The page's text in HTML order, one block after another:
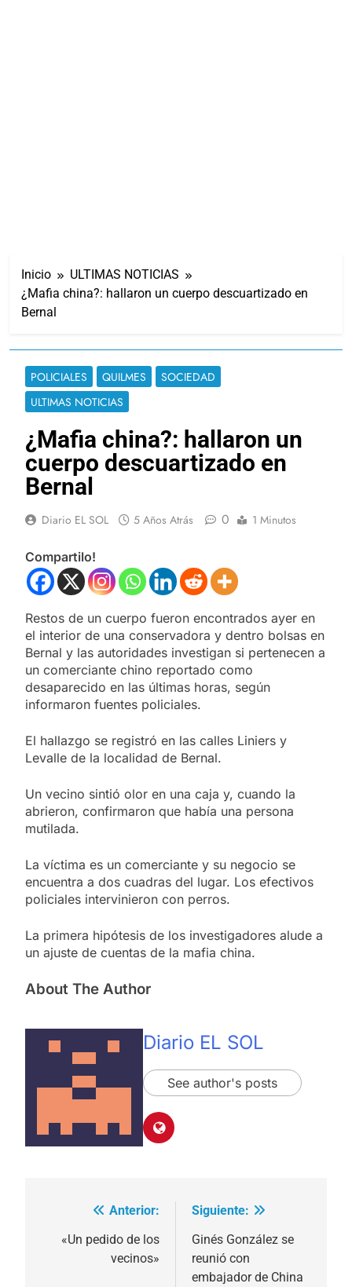
Inicio
ULTIMAS NOTICIAS
¿Mafia china?: hallaron un cuerpo descuartizado en
Bernal
POLICIALES QUILMES
SOCIEDAD
ULTIMAS NOTICIAS
¿Mafia china?: hallaron un
cuerpo descuartizado en
Bernal
Diario EL SOL 5 Años Atrás 0 1 Minutos
Compartilo!
Restos de un cuerpo fueron encontrados ayer en
el interior de una conservadora y dentro bolsas en
Bernal y las autoridades investigan si pertenecen a
un comerciante chino reportado como
desaparecido en las últimas horas, según
informaron fuentes policiales.
El hallazgo se registró en las calles Liniers y
Levalle de la localidad de Bernal.
Un vecino sintió olor en una caja y, cuando la
abrieron, confirmaron que había una persona
mutilada.
La víctima es un comerciante y su negocio se
encuentra a dos cuadras del lugar. Los efectivos
policiales intervinieron con perros.
La primera hipótesis de los investigadores alude a
un ajuste de cuentas de la mafia china.
About The Author
Diario EL SOL
See author's posts
Navegación
Anterior:
«Un pedido de los
vecinos»
Siguiente:
Ginés González se
reunió con
embajador de China